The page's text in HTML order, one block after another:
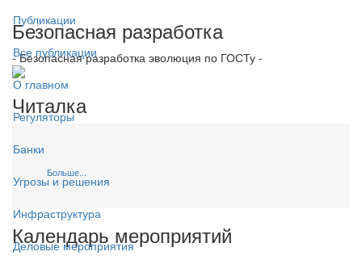
Публикации
Все публикации
О главном
Регуляторы
Банки
Угрозы и решения
Инфраструктура
Деловые мероприятия
Безопасная разработка
- Безопасная разработка эволюция по ГОСТу -
Читалка
Больше...
Календарь мероприятий